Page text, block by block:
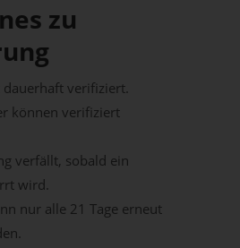
zu
dauerhaft verifiziert.
können verifiziert
verfällt, sobald ein
wird.
nur alle 21 Tage erneut